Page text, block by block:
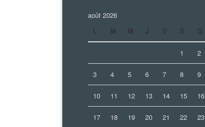
août 2026
L
M M J V S D
1 2
3 4 5 6 7 8 9
10 11 12 13 14 15 16
17 18 19 20 21 22 23